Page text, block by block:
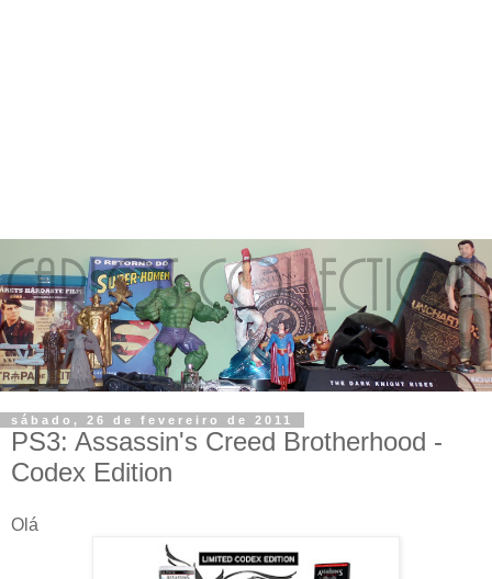
sábado, 26 de fevereiro de 2011
PS3: Assassin's Creed Brotherhood -
Codex Edition
Olá